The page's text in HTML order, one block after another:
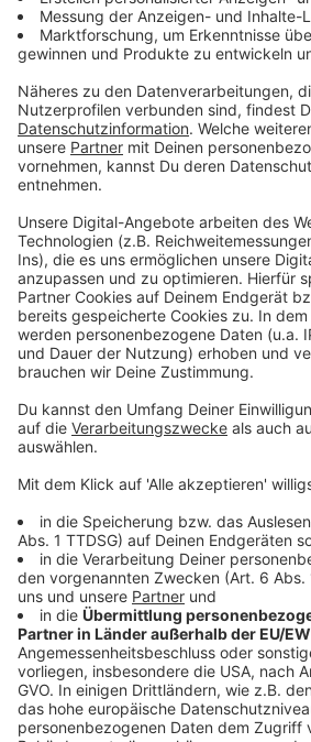
Daten zu Ihren
sammeln. Bitte lesen
Details durch und
Nutzung des Service zu,
Video
Mehr
Akzeptieren
powered byUsercentrics
Management
Billie ist zwischen zwei Männern
Anzeige
© Copyright: Netflix
Romantische Nächte zwischen Billie
Anzeige
©Copyright: Netflix
Immer öfter drehen sich Billies
attraktiven Ex-Freund Brad.
Anzeige